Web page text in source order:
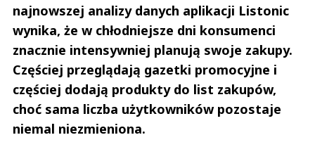
najnowszej analizy danych aplikacji Listonic
wynika, że w chłodniejsze dni konsumenci
znacznie intensywniej planują swoje zakupy.
Częściej przeglądają gazetki promocyjne i
częściej dodają produkty do list zakupów,
choć sama liczba użytkowników pozostaje
niemal niezmieniona.